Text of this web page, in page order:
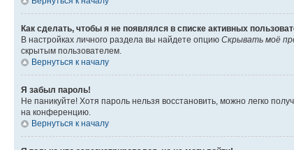
Как сделать, чтобы я не появлялся в списке активных
В настройках личного раздела вы найдете опцию Скрывать моё
скрытым пользователем.
Вернуться к началу
Я забыл пароль!
Не паникуйте! Хотя пароль нельзя восстановить, можно легко
на конференцию.
Вернуться к началу